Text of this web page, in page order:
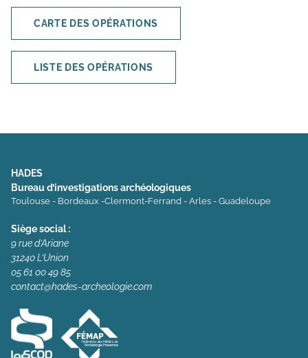
CARTE DES OPÉRATIONS
LISTE DES OPÉRATIONS
HADES
Bureau d’investigations archéologiques
Toulouse - Bordeaux -Clermont-Ferrand - Arles - Guadeloupe
Siège social :
9 rue d’Ariane
31240 L’Union
05 61 00 49 85
contact@hades-archeologie.com